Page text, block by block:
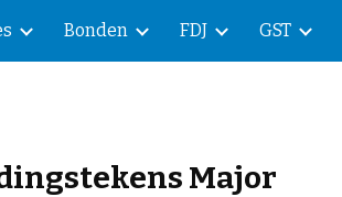
Skip to navigation
Bonden FDJ GST
Major